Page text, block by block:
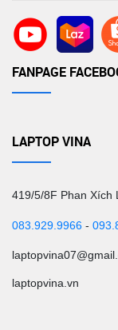
FANPAGE
LAPTOP VINA
419/5/8F Phan Xích
083.929.9966 -
laptopvina.vn